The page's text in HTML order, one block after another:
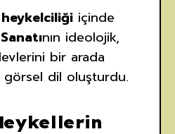
içinde
nın ideolojik,
bir arada
görsel dil oluşturdu.